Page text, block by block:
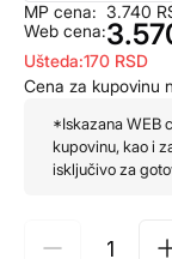
MP cena:
Web cena:
3.740
Ušteda:170 RSD
Cena za kupovinu
*Iskazana WEB
kupovinu, kao i
isključivo za